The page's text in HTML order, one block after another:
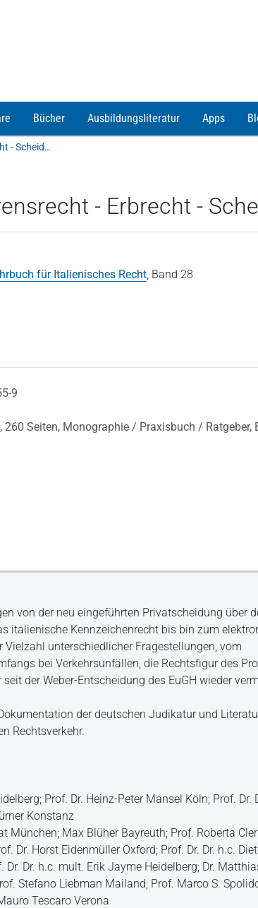
Bücher Ausbildungsliteratur Apps
Henrich | Wirtschaftsrecht - Verfahrensrecht - Erbrecht - Scheidungsrecht
- Erbrecht -
für Italienisches Recht, Band 28
9
260 Seiten, Monographie / Praxisbuch / Ratgeber,
von der neu eingeführten Privatscheidung über
italienische Kennzeichenrecht bis bin zum
unterschiedlicher Fragestellungen, vom
bei Verkehrsunfällen, die Rechtsfigur des
der Weber-Entscheidung des EuGH wieder
der deutschen Judikatur und
Rechtsverkehr.
Prof. Dr. Heinz-Peter Mansel Köln; Prof. Dr.
Konstanz
München; Max Blüher Bayreuth; Prof. Roberta
Dr. Horst Eidenmüller Oxford; Prof. Dr. Dr. h.c.
Dr. h.c. mult. Erik Jayme Heidelberg; Dr.
Stefano Liebman Mailand; Prof. Marco S.
Tescaro Verona